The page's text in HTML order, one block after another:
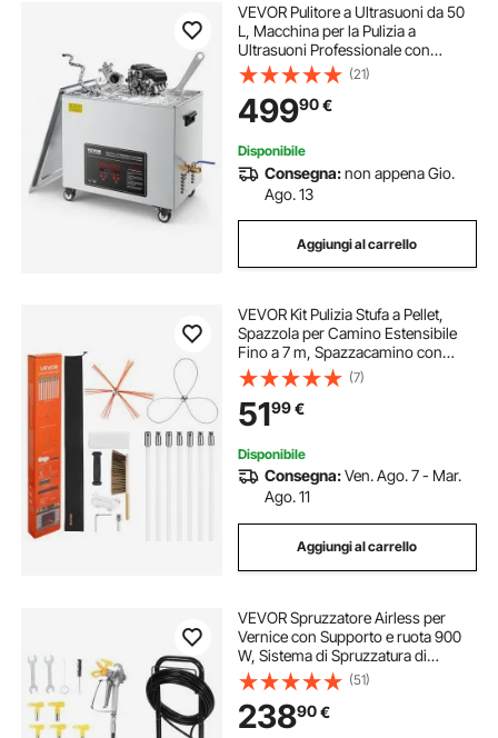
VEVOR Pulitore a Ultrasuoni da 50
L, Macchina per la Pulizia a
Ultrasuoni Professionale con
Cestello di Pulizia e Display Digitale,
in Acciaio Inox da 840 W e 40 kHz
con Ruote per Parti, Carburatori
(21)
49990€
Disponibile
Consegna:non appena Gio.
Ago. 13
Aggiungi al carrello
VEVOR Kit Pulizia Stufa a Pellet,
Spazzola per Camino Estensibile
Fino a 7 m, Spazzacamino con
Doppie Testine, Spazzola e
Occhiali, Strumento per la Pulizia
del Camino per Rettangolari e ad
Arco
(7)
5199€
Disponibile
Consegna:Ven. Ago. 7 - Mar.
Ago. 11
Aggiungi al carrello
VEVOR Spruzzatore Airless per
Vernice con Supporto e ruota 900
W, Sistema di Spruzzatura di
Vernice con Spazzola di Pulizia,
Tubo Flessibile, Asta di Prolunga e
Ugelli, per Case ed Edifici
(51)
23890€